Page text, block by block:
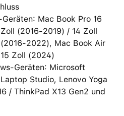
Mac Book Pro 16
(2016-2019) / 14 Zoll
2022), Mac Book Air
Zoll (2024)
Geräten: Microsoft
Studio, Lenovo Yoga
/ ThinkPad X13 Gen2 und